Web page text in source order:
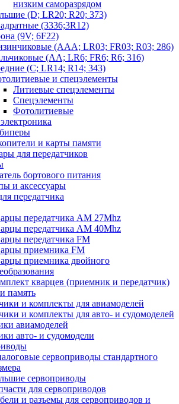
низким саморазрядом
(D; LR20; R20; 373)
(3336;3R12)
(9V; 6F22)
(AAA; LR03; FR03; R03; 286)
(AA; LR6; FR6; R6; 316)
(C; LR14; R14; 343)
и спецэлементы
Литиевые спецэлементы
Спецэлементы
Фотолитиевые
и карты памяти
для передатчиков
бортового питания
и аксессуары
передатчика
передатчика AM 27Mhz
передатчика AM 40Mhz
передатчика FM
приемника FM
приемника двойного
кварцев (приемник и передатчик)
память
и комплекты для авиамоделей
и комплекты для авто- и судомоделей
авиамоделей
авто- и судомодели
сервоприводы стандартного
сервоприводы
для сервоприводов
и разъемы для сервоприводов и